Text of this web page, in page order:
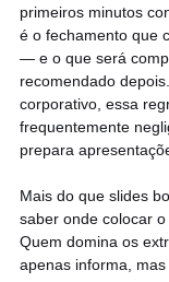
primeiros minutos
é o fechamento que
— e o que será
recomendado
corporativo, essa
frequentemente
prepara
Mais do que slides
saber onde colocar o
Quem domina os
apenas informa,